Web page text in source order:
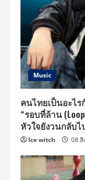
Music
คนไทยเป็นอะไรกั
“รอบที่ล้าน
หัวใจยังวนกลับไ
Ice witch 08